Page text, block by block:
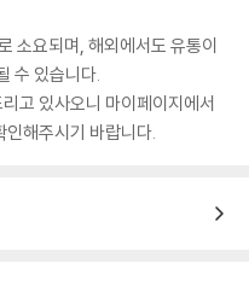
소요되며, 해외에서도 유통이
수 있습니다.
고 있사오니 마이페이지에서
해주시기 바랍니다.